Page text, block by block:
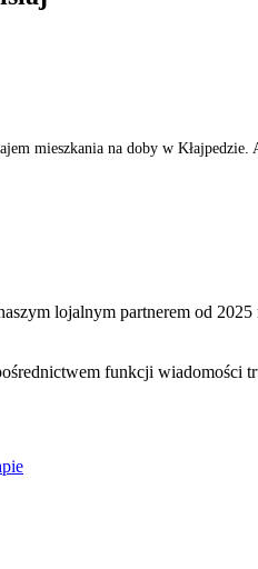
mieszkania na doby w Kłajpedzie.
lojalnym partnerem od 2025
funkcji wiadomości